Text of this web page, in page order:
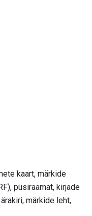
kaart, märkide
püsiraamat, kirjade
märkide leht,